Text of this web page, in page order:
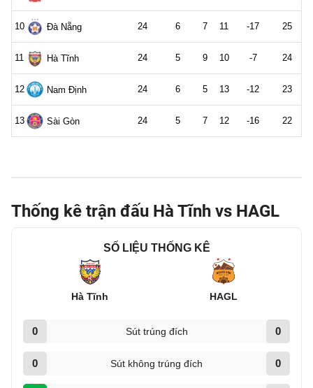
Thống kê trận đấu Hà Tĩnh vs HAGL
SỐ LIỆU THỐNG KÊ
Hà Tĩnh HAGL
0 Sút trúng đích 0
0 Sút không trúng đích 0